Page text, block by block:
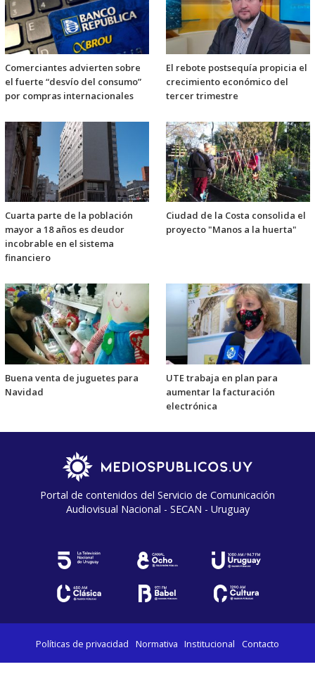
Comerciantes advierten sobre
el fuerte “desvío del consumo”
por compras internacionales
El rebote postsequía propicia el
crecimiento económico del
tercer trimestre
Cuarta parte de la población
mayor a 18 años es deudor
incobrable en el sistema
financiero
Ciudad de la Costa consolida el
proyecto "Manos a la huerta"
Buena venta de juguetes para
Navidad
UTE trabaja en plan para
aumentar la facturación
electrónica
Portal de contenidos del Servicio de Comunicación
Audiovisual Nacional - SECAN - Uruguay
Políticas de privacidad Normativa Institucional Contacto